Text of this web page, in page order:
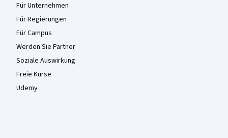
Für Unternehmen
Für Regierungen
Für Campus
Werden Sie Partner
Soziale Auswirkung
Freie Kurse
Udemy